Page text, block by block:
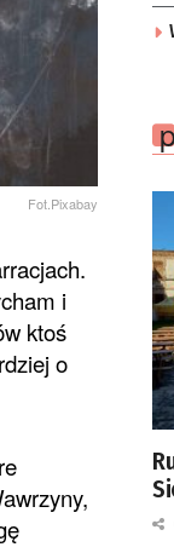
Fot.Pixabay
i
ktoś
o